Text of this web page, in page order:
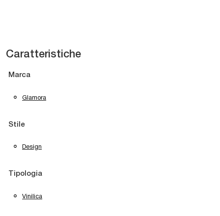
Caratteristiche
Marca
Glamora
Stile
Design
Tipologia
Vinilica